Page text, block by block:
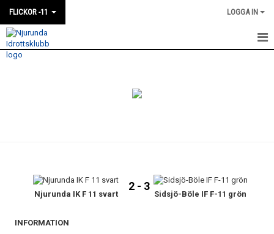
FLICKOR -11 LOGGA IN
HEM
BILDGALLERI
DOKUMENT
Njurunda IK F 11 svart
2 - 3
Sidsjö-Böle IF F-11 grön
INFORMATION